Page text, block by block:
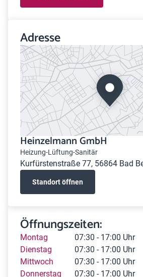
Adresse
Heinzelmann GmbH
Heizung-Lüftung-Sanitär
Kurfürstenstraße 77, 56864 Bad
Standort öffnen
Öffnungszeiten:
Montag
07:30 - 17:00 Uhr
Dienstag
07:30 - 17:00 Uhr
Mittwoch
07:30 - 17:00 Uhr
Donnerstag
07:30 - 17:00 Uhr